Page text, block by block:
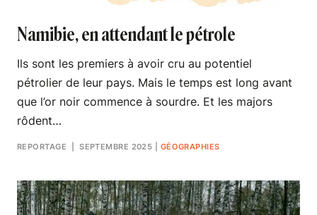
Namibie, en attendant le pétrole
Ils sont les premiers à avoir cru au potentiel
pétrolier de leur pays. Mais le temps est long avant
que l’or noir commence à sourdre. Et les majors
rôdent…
REPORTAGE | SEPTEMBRE 2025 GÉOGRAPHIES